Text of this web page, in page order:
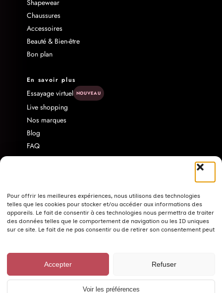
Pour offrir les meilleures expériences, nous utilisons des technologies
telles que les cookies pour stocker et/ou accéder aux informations des
appareils. Le fait de consentir à ces technologies nous permettra de traiter
des données telles que le comportement de navigation ou les ID uniques
sur ce site. Le fait de ne pas consentir ou de retirer son consentement peut
Accepter Refuser
Voir les préférences
Shapewear
Chaussures
Accessoires
Beauté & Bien-être
Bon plan
En savoir plus
Essayage virtuel NOUVEAU
Live shopping
Nos marques
Blog
FAQ
Livraison & Retour
Programme d'affiliation
Politique de confidentialité
Nos conseils pour bien laver vos vêtements
© Fashion Curvy Shop 2026 · ·CGV·
Confidentialité·Cookies